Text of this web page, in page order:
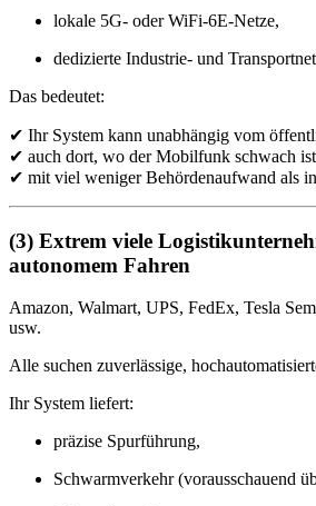
lokale 5G- oder WiFi-6E-Netze,
dedizierte Industrie- und
Das bedeutet:
✔ Ihr System kann unabhängig vom
✔ auch dort, wo der Mobilfunk schwach ist
✔ mit viel weniger Behördenaufwand als
(3) Extrem viele
autonomem Fahren
Amazon, Walmart, UPS, FedEx, Tesla
usw.
Alle suchen zuverlässige,
Ihr System liefert:
präzise Spurführung,
Schwarmverkehr (vorausschauend